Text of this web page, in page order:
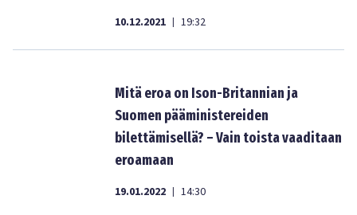
10.12.2021 | 19:32
Mitä eroa on Ison-Britannian ja
Suomen pääministereiden
bilettämisellä? – Vain toista vaaditaan
eroamaan
19.01.2022 | 14:30